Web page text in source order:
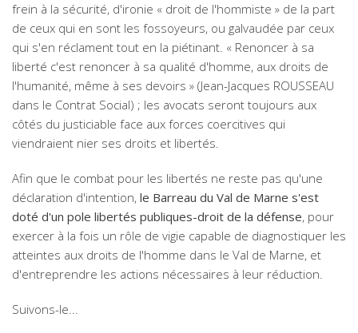
frein à la sécurité, d'ironie « droit de l'hommiste » de la part
de ceux qui en sont les fossoyeurs, ou galvaudée par ceux
qui s'en réclament tout en la piétinant. « Renoncer à sa
liberté c'est renoncer à sa qualité d'homme, aux droits de
l'humanité, même à ses devoirs » (Jean-Jacques ROUSSEAU
dans le Contrat Social) ; les avocats seront toujours aux
côtés du justiciable face aux forces coercitives qui
viendraient nier ses droits et libertés.
Afin que le combat pour les libertés ne reste pas qu'une
déclaration d'intention, le Barreau du Val de Marne s'est
doté d'un pole libertés publiques-droit de la défense, pour
exercer à la fois un rôle de vigie capable de diagnostiquer les
atteintes aux droits de l'homme dans le Val de Marne, et
d'entreprendre les actions nécessaires à leur réduction.
Suivons-le...